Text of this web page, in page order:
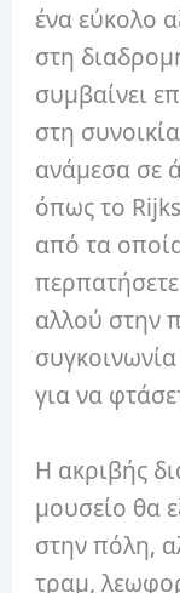
ένα εύκολο
στη
συμβαίνει
στη
ανάμεσα σε
όπως το
από τα
αλλού στην
για να
Η ακριβής
μουσείο θα
στην πόλη,
τραμ,